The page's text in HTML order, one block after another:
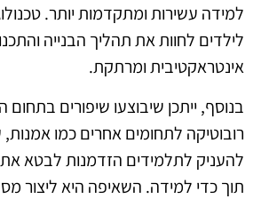
למידה עשירות ומתקדמות יותר.
לילדים לחוות את תהליך הבנייה
אינטראקטיבית ומרתקת.
בנוסף, ייתכן שיבוצעו שיפורים בתחום
רובוטיקה לתחומים אחרים כמו אמנות,
להעניק לתלמידים הזדמנות לבטא
תוך כדי למידה. השאיפה היא ליצור